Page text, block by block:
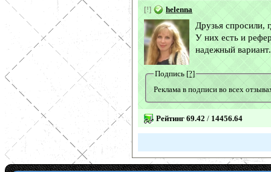
[!] helenna
Друзья спросили,
У них есть и
надежный вариант.
Подпись [?]
Реклама в подписи во всех
Рейтинг 69.42 / 14456.64